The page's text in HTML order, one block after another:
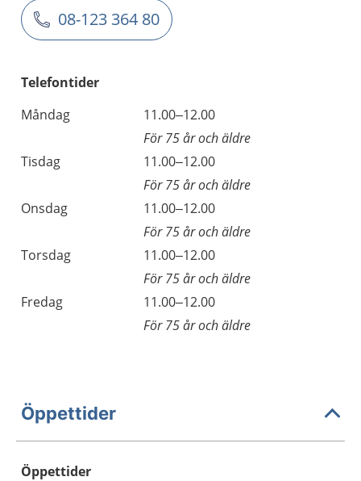
08-123 364 80
Telefontider
Måndag
11.00–12.00
För 75 år och äldre
Tisdag
11.00–12.00
För 75 år och äldre
Onsdag
11.00–12.00
För 75 år och äldre
Torsdag
11.00–12.00
För 75 år och äldre
Fredag
11.00–12.00
För 75 år och äldre
Öppettider
Öppettider